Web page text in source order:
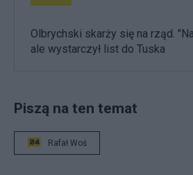
Olbrychski skarży się na rząd.
ale wystarczył list do Tuska
Piszą na ten temat
Rafał Woś